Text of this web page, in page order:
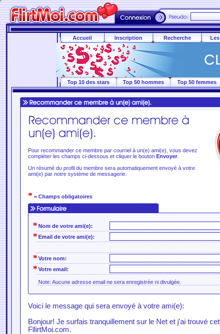
Accueil Inscription Recherche
Top 10 des stars Top 50 hommes Top 50 femmes
Pour recommander ce membre par courriel à un(e) ami(e), vous devez
compléter les champs ci-dessous et cliquer le bouton Envoyer.
Un résumé du profil du membre sera automatiquement envoyé à votre
ami(e) par notre système de messagerie.
* = Champs obligatoires
* Nom de votre ami(e):
* Email de votre ami(e):
* Votre nom:
* Votre email:
Note: Aucune adresse email ne sera enregistrée ni divulgée.
Voici le message qui sera envoyé à votre ami(e):
Bonjour! Je surfais tranquillement sur le Net et j'ai trouvé
FllirtMoi.com.